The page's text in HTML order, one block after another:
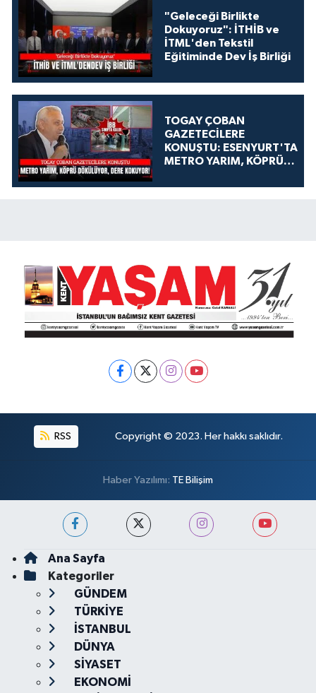
"Geleceği Birlikte
Dokuyoruz": İTHİB ve
İTML'den Tekstil
Eğitiminde Dev İş Birliği
TOGAY ÇOBAN
GAZETECİLERE
KONUŞTU: ESENYURT'TA
METRO YARIM, KÖPRÜ
KOKUYOR!
RSS Copyright © 2023. Her hakkı saklıdır.
Haber Yazılımı: TE Bilişim
Ana Sayfa
Kategoriler
GÜNDEM
TÜRKİYE
İSTANBUL
DÜNYA
SİYASET
EKONOMİ